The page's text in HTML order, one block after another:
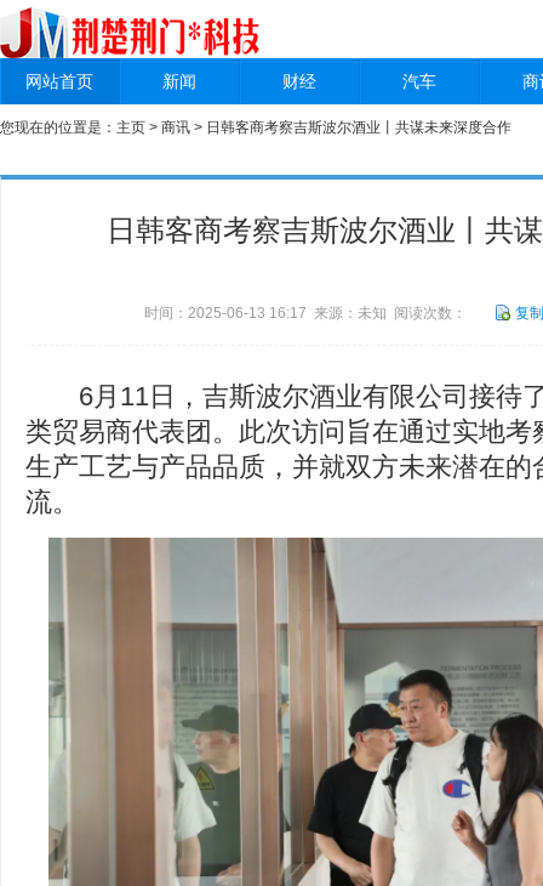
网站首页 新闻 财经 汽车
您现在的位置是： 主页 > 商讯 > 日韩客商考察吉斯波尔酒业丨共谋未来深度合作
日韩客商考察吉斯波尔酒业丨共
时间：2025-06-13 16:17 来源：未知 阅读次数： 复
6月11日，吉斯波尔酒业有限公司接待
类贸易商代表团。此次访问旨在通过实地
生产工艺与产品品质，并就双方未来潜在的
流。